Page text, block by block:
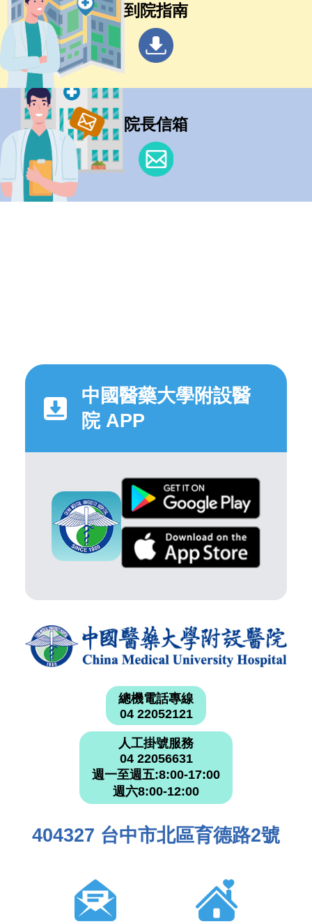
到院指南
院長信箱
中國醫藥大學附設醫
院 APP
總機電話專線
04 22052121
人工掛號服務
04 22056631
週一至週五:8:00-17:00
週六8:00-12:00
404327 台中市北區育德路2號